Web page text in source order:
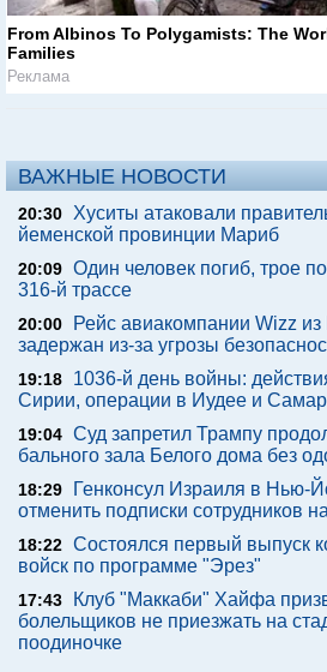
From Albinos To Polygamists: The
Families
Реклама
ВАЖНЫЕ НОВОСТИ
20:30 Хуситы атаковали
йеменской провинции Мариб
20:09 Один человек погиб, трое
316-й трассе
20:00
Рейс авиакомпании Wizz
задержан из-за угрозы
19:18
1036-й день войны:
Сирии, операции в Иудее и
19:04 Суд запретил Трампу
бального зала Белого дома без
18:29
Генконсул Израиля в Нью-
отменить подписки сотрудников
18:22 Состоялся первый выпуск
войск по программе "Эрез"
17:43
Клуб "Маккаби" Хайфа
болельщиков не приезжать на
поодиночке